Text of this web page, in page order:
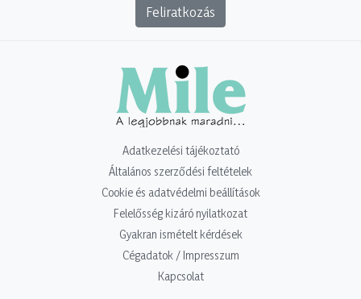
Feliratkozás
Adatkezelési tájékoztató
Általános szerződési feltételek
Cookie és adatvédelmi beállítások
Felelősség kizáró nyilatkozat
Gyakran ismételt kérdések
Cégadatok / Impresszum
Kapcsolat